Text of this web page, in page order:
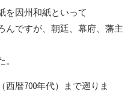
を因州和紙といって
んですが、朝廷、幕府、藩主
暦700年代）まで遡りま